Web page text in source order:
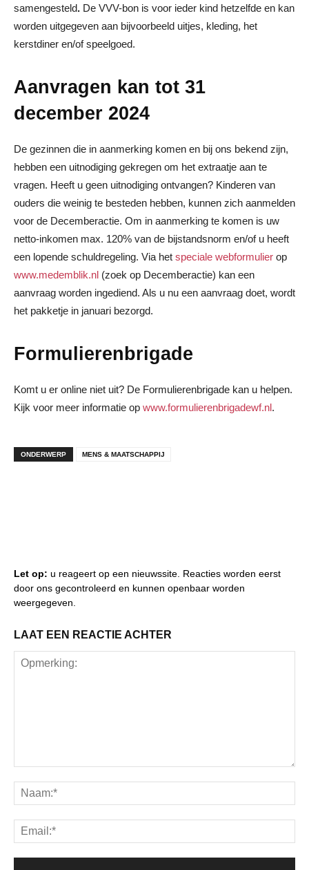
samengesteld. De VVV-bon is voor ieder kind hetzelfde en kan
worden uitgegeven aan bijvoorbeeld uitjes, kleding, het
kerstdiner en/of speelgoed.
Aanvragen kan tot 31
december 2024
De gezinnen die in aanmerking komen en bij ons bekend zijn,
hebben een uitnodiging gekregen om het extraatje aan te
vragen. Heeft u geen uitnodiging ontvangen? Kinderen van
ouders die weinig te besteden hebben, kunnen zich aanmelden
voor de Decemberactie. Om in aanmerking te komen is uw
netto-inkomen max. 120% van de bijstandsnorm en/of u heeft
een lopende schuldregeling. Via het speciale webformulier op
www.medemblik.nl (zoek op Decemberactie) kan een
aanvraag worden ingediend. Als u nu een aanvraag doet, wordt
het pakketje in januari bezorgd.
Formulierenbrigade
Komt u er online niet uit? De Formulierenbrigade kan u helpen.
Kijk voor meer informatie op www.formulierenbrigadewf.nl.
ONDERWERP MENS & MAATSCHAPPIJ
Let op: u reageert op een nieuwssite. Reacties worden eerst
door ons gecontroleerd en kunnen openbaar worden
weergegeven.
LAAT EEN REACTIE ACHTER